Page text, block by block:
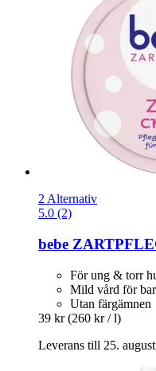
2 Alternativ
5.0 (2)
bebe
För ung & torr
Mild vård för
Utan färgämnen
39 kr (260 kr / l)
Leverans till 25.